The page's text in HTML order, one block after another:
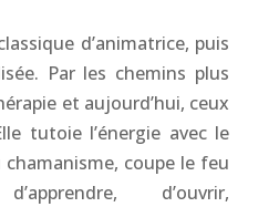
d’animatrice, puis
Par les chemins plus
et aujourd’hui, ceux
tutoie l’énergie avec le
chamanisme, coupe le feu
d’ouvrir,